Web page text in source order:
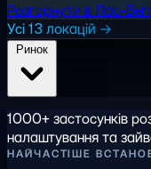
Розгорнути в Лас-
Усі 13 локацій →
1000+ застосунків
налаштування та
НАЙЧАСТІШЕ